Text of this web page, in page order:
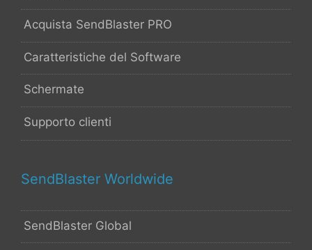
Acquista SendBlaster PRO
Caratteristiche del Software
Schermate
Supporto clienti
SendBlaster Worldwide
SendBlaster Global